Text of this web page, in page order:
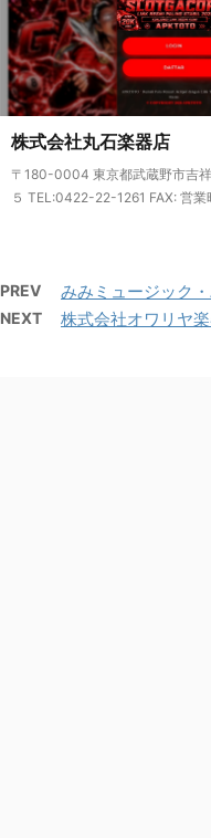
株式会社丸石楽器店
〒180-0004 東京都武蔵野市吉
５ TEL:0422-22-1261 FAX: 営業
PREV みみミュージック
NEXT 株式会社オワリヤ